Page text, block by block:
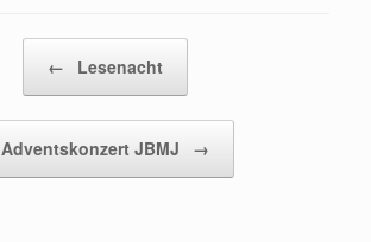
← Lesenacht
Adventskonzert JBMJ →